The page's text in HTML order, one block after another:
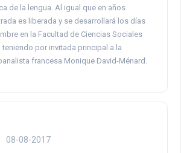
de la lengua. Al igual que en años
es liberada y se desarrollará los días
en la Facultad de Ciencias Sociales
teniendo por invitada principal a la
francesa Monique David-Ménard.
08-08-2017